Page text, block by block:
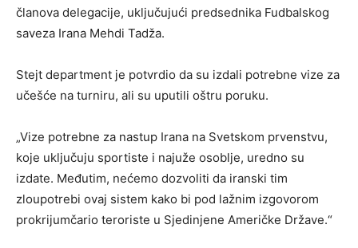
članova delegacije, uključujući predsednika Fudbalskog
saveza Irana Mehdi Tadža.
Stejt department je potvrdio da su izdali potrebne vize za
učešće na turniru, ali su uputili oštru poruku.
„Vize potrebne za nastup Irana na Svetskom prvenstvu,
koje uključuju sportiste i najuže osoblje, uredno su
izdate. Međutim, nećemo dozvoliti da iranski tim
zloupotrebi ovaj sistem kako bi pod lažnim izgovorom
prokrijumčario teroriste u Sjedinjene Američke Države.“